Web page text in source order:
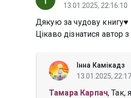
13.01.2025, 22:16:10
Дякую за чудову книгу♥️
Цікаво дізнатися автор
Інна Камікадз
13.01.2025,
Тамара Карпач, Так,